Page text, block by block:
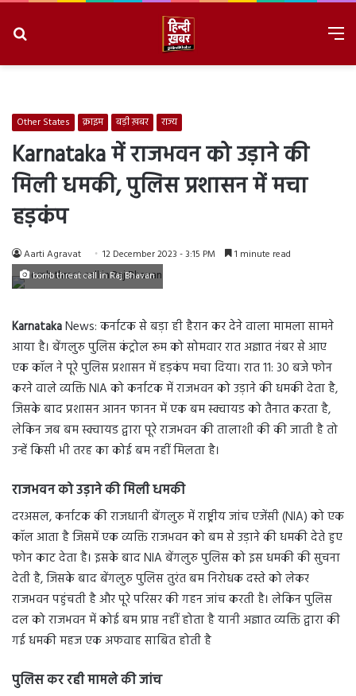
Other States क्राइम बड़ी ख़बर राज्य
Karnataka में राजभवन को उड़ाने की
मिली धमकी, पुलिस प्रशासन में मचा
हड़कंप
Aarti Agravat 12 December 2023 - 3:15 PM 1 minute read
bomb threat call in Raj Bhavan
KarnatakaNews: कर्नाटक से बड़ा ही हैरान कर देने वाला मामला सामने
आया है। बेंगलुरु पुलिस कंट्रोल रूम को सोमवार रात अज्ञात नंबर से आए
एक कॉल ने पूरे पुलिस प्रशासन में हड़कंप मचा दिया। रात 11: 30 बजे फोन
करने वाले व्यक्ति NIA को कर्नाटक में राजभवन को उड़ाने की धमकी देता है,
जिसके बाद प्रशासन आनन फानन में एक बम स्क्वायड को तैनात करता है,
लेकिन जब बम स्क्वायड द्वारा पूरे राजभवन की तालाशी की की जाती है तो
उन्हें किसी भी तरह का कोई बम नहीं मिलता है।
राजभवन को उड़ाने की मिली धमकी
दरअसल, कर्नाटक की राजधानी बेंगलुरु में राष्ट्रीय जांच एजेंसी (NIA) को एक
कॉल आता है जिसमें एक व्यक्ति राजभवन को बम से उड़ाने की धमकी देते हुए
फोन काट देता है। इसके बाद NIA बेंगलुरु पुलिस को इस धमकी की सुचना
देती है, जिसके बाद बेंगलुरु पुलिस तुरंत बम निरोधक दस्ते को लेकर
राजभवन पहुंचती है और पूरे परिसर की गहन जांच करती है। लेकिन पुलिस
दल को राजभवन में कोई बम प्राप्त नहीं होता है यानी अज्ञात व्यक्ति द्वारा की
गई धमकी महज एक अफवाह साबित होती है
पुलिस कर रही मामले की जांच